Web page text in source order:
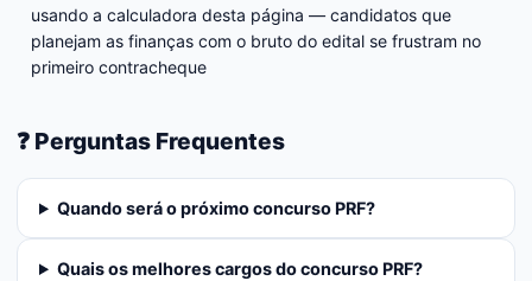
usando a calculadora desta página — candidatos que
planejam as finanças com o bruto do edital se frustram no
primeiro contracheque
❓ Perguntas Frequentes
Quando será o próximo concurso PRF?
Quais os melhores cargos do concurso PRF?